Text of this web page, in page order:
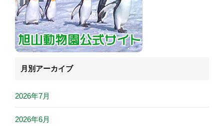
月別アーカイブ
2026年7月
2026年6月